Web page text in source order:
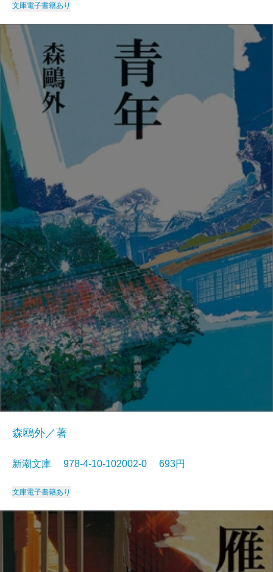
文庫電子書籍あり
森鴎外／著
新潮文庫 978-4-10-102002-0 693円
文庫電子書籍あり